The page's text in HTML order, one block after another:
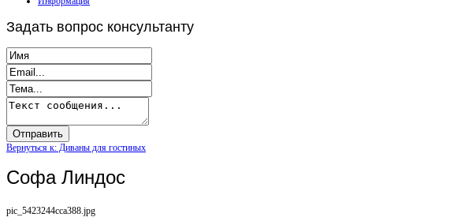
Задать вопрос консультанту
Вернуться к: Диваны для гостиных
Софа Линдос
pic_5423244cca388.jpg